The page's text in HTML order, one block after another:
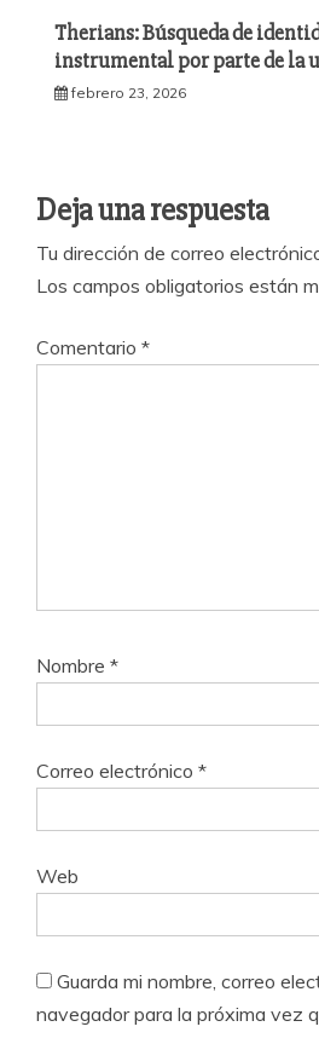
Therians: Búsqueda de
instrumental por parte de la
febrero 23, 2026
Deja una respuesta
Tu dirección de correo
Los campos obligatorios están
Comentario *
Nombre *
Correo electrónico *
Web
Guarda mi nombre, correo
navegador para la próxima vez